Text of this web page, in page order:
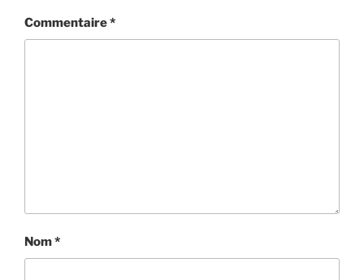
Commentaire*
Nom*